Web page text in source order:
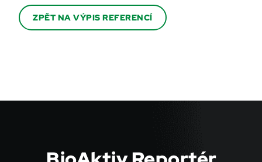
ZPĚT NA VÝPIS REFERENCÍ